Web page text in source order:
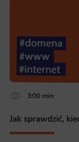
3:00 min
Jak sprawdzić,